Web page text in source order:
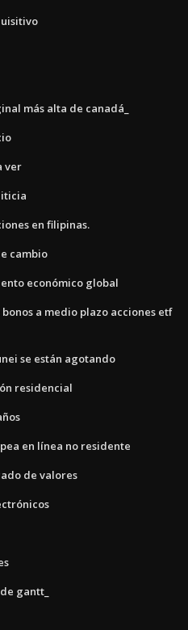
más alta de canadá_
ver
en filipinas.
cambio
económico global
a medio plazo acciones etf
se están agotando
residencial
en línea no residente
de valores
gantt_